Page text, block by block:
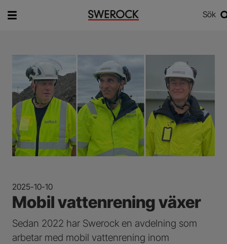
Sök
2025-10-10
Mobil vattenrening växer
Sedan 2022 har Swerock en avdelning som
arbetar med mobil vattenrening inom